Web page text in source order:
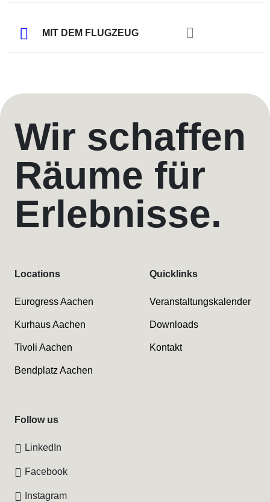
MIT DEM FLUGZEUG
Wir schaffen
Räume für
Erlebnisse.
Locations
Eurogress Aachen
Kurhaus Aachen
Tivoli Aachen
Bendplatz Aachen
Quicklinks
Veranstaltungskalender
Downloads
Kontakt
Follow us
LinkedIn
Facebook
Instagram